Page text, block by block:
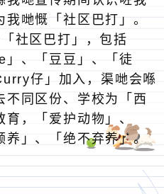
哋慨「社区巴打」。
社区巴打」，包括
」、「豆豆」、「徒
仔」加入，渠哋会喺
不同区份、学校为「西
，「爱护动物」、
养」、「绝不弃养」。